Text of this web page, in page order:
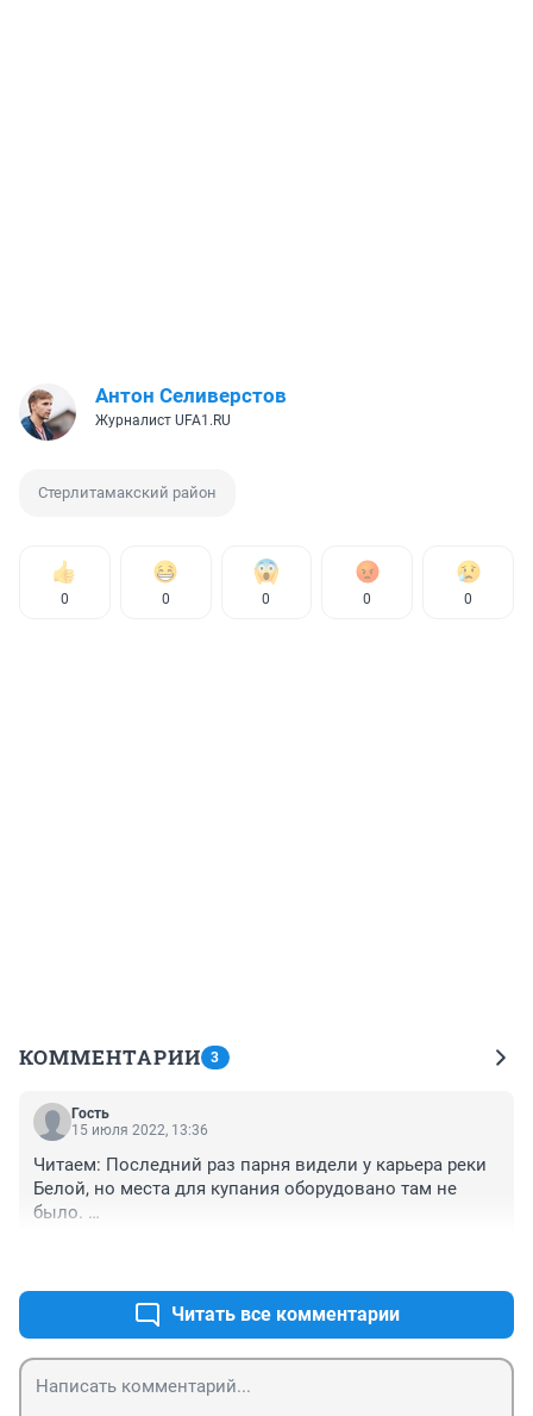
Антон Селиверстов
Журналист UFA1.RU
Стерлитамакский район
0 0 0 0 0
КОММЕНТАРИИ 3
Гость
15 июля 2022, 13:36
Читаем: Последний раз парня видели у карьера реки
Белой, но места для купания оборудовано там не
было.
неустановленные места. Жаль парня, погиб из-за
чьих то денежных амбиций.
Читать все комментарии